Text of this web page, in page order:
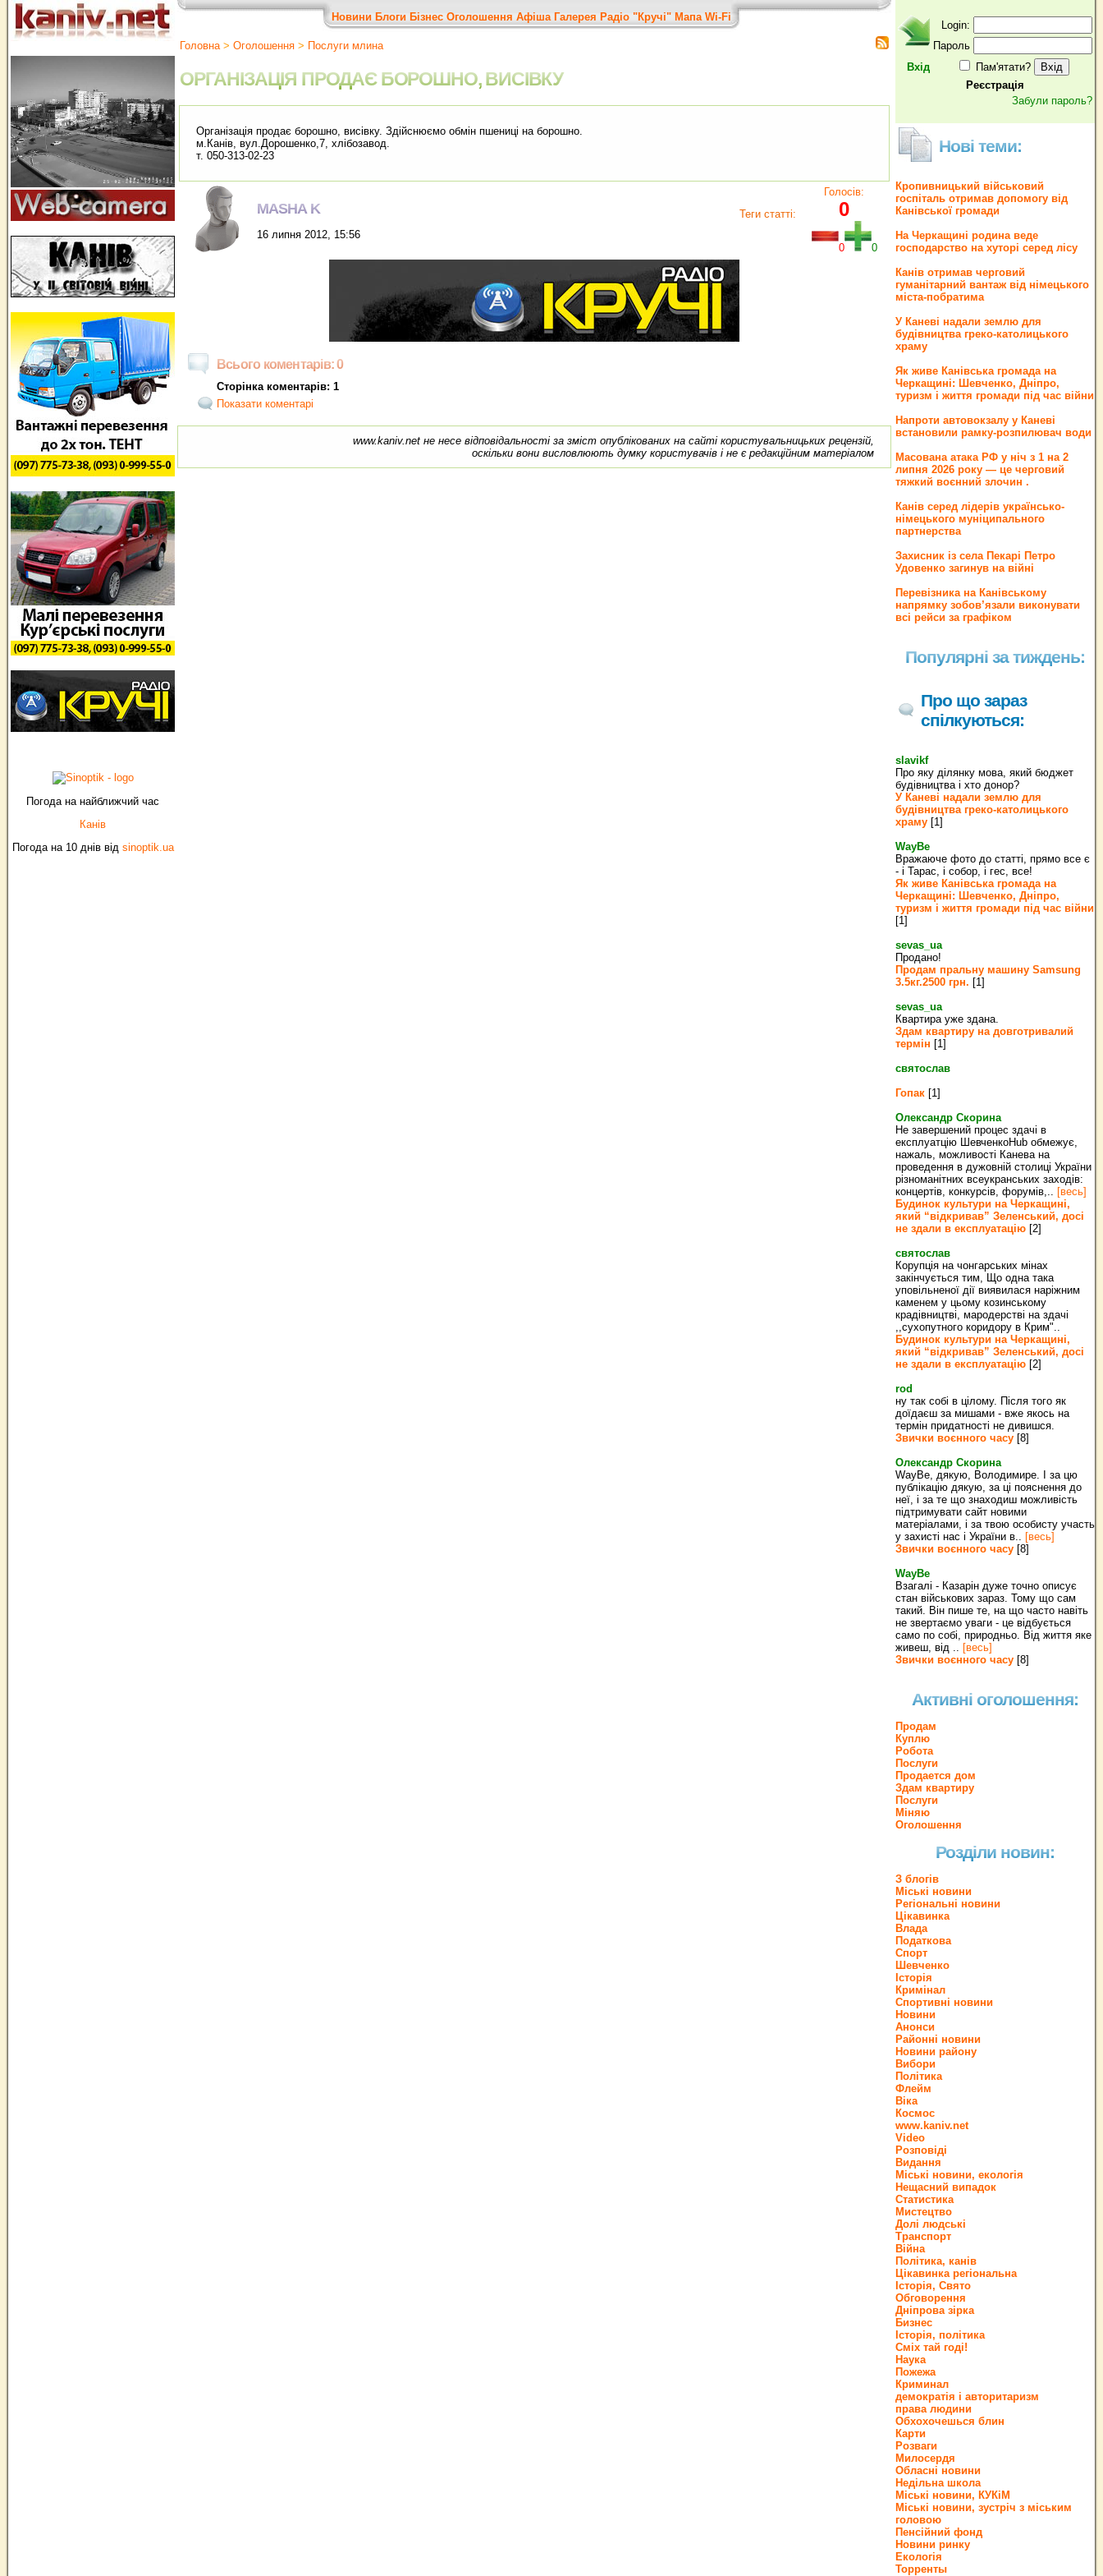
Погода на найближчий час
Канів
Погода на 10 днів від sinoptik.ua
Новини Блоги Бізнес Оголошення Афіша Галерея Радіо "Кручі" Мапа Wi-Fi
Головна> Оголошення > Послуги млина
ОРГАНІЗАЦІЯ ПРОДАЄ БОРОШНО, ВИСІВКУ
Організація продає борошно, висівку. Здійснюємо обмін пшениці на борошно.
м.Канів, вул.Дорошенко,7, хлібозавод.
т. 050-313-02-23
MASHA K
16 липня 2012, 15:56
Теги статті:
Голосів:
0
0 0
Всього коментарів: 0
Сторінка коментарів: 1
Показати коментарі
www.kaniv.net не несе відповідальності за зміст опублікованих на сайті користувальницьких рецензій,
оскільки вони висловлюють думку користувачів і не є редакційним матеріалом
Вхід
Login:
Пароль
Пам'ятати?
Реєстрація
Забули пароль?
Нові теми:
Кропивницький військовий
госпіталь отримав допомогу від
Канівської громади
На Черкащині родина веде
господарство на хуторі серед лісу
Канів отримав черговий
гуманітарний вантаж від німецького
міста-побратима
У Каневі надали землю для
будівництва греко‐католицького
храму
Як живе Канівська громада на
Черкащині: Шевченко, Дніпро,
туризм і життя громади під час війни
Напроти автовокзалу у Каневі
встановили рамку-розпилювач води
Масована атака РФ у ніч з 1 на 2
липня 2026 року — це черговий
тяжкий воєнний злочин .
Канів серед лідерів українсько-
німецького муніципального
партнерства
Захисник із села Пекарі Петро
Удовенко загинув на війні
Перевізника на Канівському
напрямку зобов’язали виконувати
всі рейси за графіком
Популярні за тиждень:
Про що зараз
спілкуються:
slavikf
Про яку ділянку мова, який бюджет
будівництва і хто донор?
У Каневі надали землю для
будівництва греко‐католицького
храму [1]
WayBe
Вражаюче фото до статті, прямо все є
- і Тарас, і собор, і гес, все!
Як живе Канівська громада на
Черкащині: Шевченко, Дніпро,
туризм і життя громади під час війни
[1]
sevas_ua
Продано!
Продам пральну машину Samsung
3.5кг.2500 грн. [1]
sevas_ua
Квартира уже здана.
Здам квартиру на довготривалий
термін [1]
святослав
Гопак [1]
Олександр Скорина
Не завершений процес здачі в
експлуатцію ШевченкоHub обмежує,
нажаль, можливості Канева на
проведення в дужовній столиці України
різноманітних всеукранських заходів:
концертів, конкурсів, форумів,.. [весь]
Будинок культури на Черкащині,
який “відкривав” Зеленський, досі
не здали в експлуатацію [2]
святослав
Корупція на чонгарських мінах
закінчується тим, Що одна така
уповільненої дії виявилася наріжним
каменем у цьому козинському
крадівництві, мародерстві на здачі
,,сухопутного коридору в Крим"..
Будинок культури на Черкащині,
який “відкривав” Зеленський, досі
не здали в експлуатацію [2]
rod
ну так собі в цілому. Після того як
доїдаєш за мишами - вже якось на
термін придатності не дивишся.
Звички воєнного часу [8]
Олександр Скорина
WayBe, дякую, Володимире. І за цю
публікацію дякую, за ці пояснення до
неї, і за те що знаходиш можливість
підтримувати сайт новими
матеріалами, і за твою особисту участь
у захисті нас і України в.. [весь]
Звички воєнного часу [8]
WayBe
Взагалі - Казарін дуже точно описує
стан військових зараз. Тому що сам
такий. Він пише те, на що часто навіть
не звертаємо уваги - це відбується
само по собі, природньо. Від життя яке
живеш, від .. [весь]
Звички воєнного часу [8]
Активні оголошення:
Продам
Куплю
Робота
Послуги
Продается дом
Здам квартиру
Послуги
Міняю
Оголошення
Розділи новин:
З блогів
Міські новини
Регіональні новини
Цікавинка
Влада
Податкова
Спорт
Шевченко
Історія
Кримінал
Спортивні новини
Новини
Анонси
Районні новини
Новини району
Вибори
Політика
Флейм
Віка
Космос
www.kaniv.net
Video
Розповіді
Видання
Міські новини, екологія
Нещасний випадок
Статистика
Мистецтво
Долі людські
Транспорт
Війна
Політика, канів
Цікавинка регіональна
Історія, Свято
Обговорення
Дніпрова зірка
Бизнес
Історія, політика
Сміх тай годі!
Наука
Пожежа
Криминал
демократія і авторитаризм
права людини
Обхохочешься блин
Карти
Розваги
Милосердя
Обласні новини
Недільна школа
Міські новини, КУКіМ
Міські новини, зустріч з міським
головою
Пенсійний фонд
Новини ринку
Екологія
Торренты